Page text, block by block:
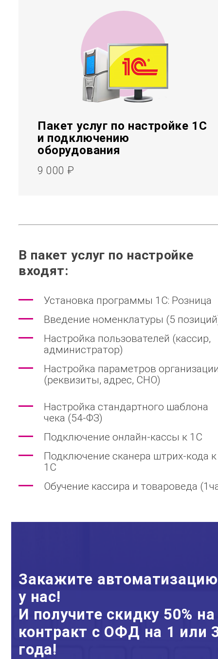
Пакет услуг по настройке 1С
и подключению
оборудования
9 000 ₽
В пакет услуг по настройке
входят:
Установка программы 1С: Розница
Введение номенклатуры (5
Настройка пользователей (кассир,
администратор)
Настройка параметров
(реквизиты, адрес, СНО)
Настройка стандартного шаблона
чека (54-ФЗ)
Подключение онлайн-кассы к 1С
Подключение сканера штрих-кода к
1С
Обучение кассира и товароведа
Закажите автоматизацию
у нас!
И получите скидку 50% на
контракт с ОФД на 1 или
года!